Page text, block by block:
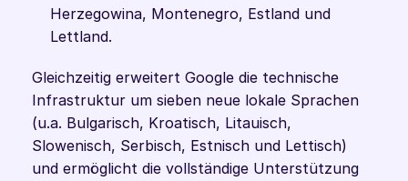
Herzegowina, Montenegro, Estland und
Lettland.
Gleichzeitig erweitert Google die technische
Infrastruktur um sieben neue lokale Sprachen
(u.a. Bulgarisch, Kroatisch, Litauisch,
Slowenisch, Serbisch, Estnisch und Lettisch)
und ermöglicht die vollständige Unterstützung